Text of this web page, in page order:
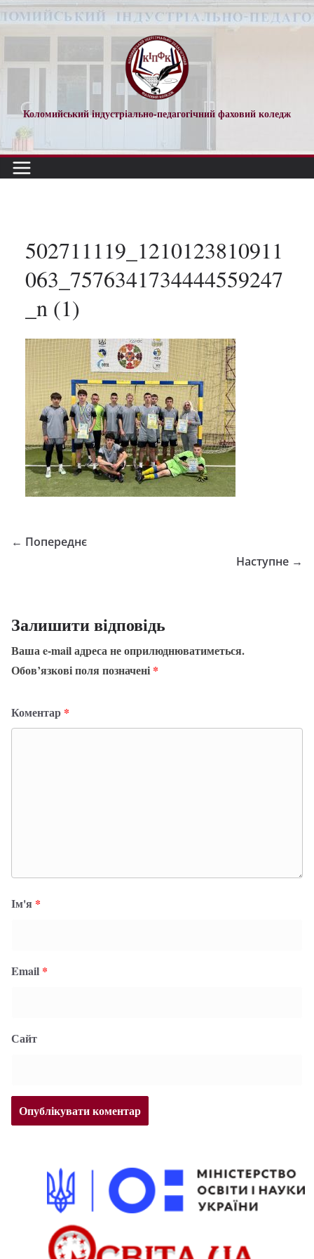
Перейти
до
Коломийський індустріально-педагогічний фаховий коледж
502711119_1210123810911
063_7576341734444559247
_n (1)
← Попереднє
Наступне →
Залишити відповідь
Ваша e-mail адреса не оприлюднюватиметься.
Обов’язкові поля позначені *
Коментар *
Ім'я *
Email *
Сайт